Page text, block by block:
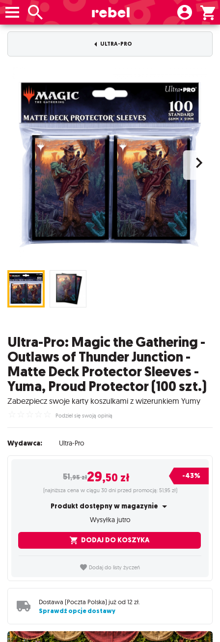
ULTRA-PRO
Ultra-Pro: Magic the Gathering -
Outlaws of Thunder Junction -
Matte Deck Protector Sleeves -
Yuma, Proud Protector (100 szt.)
Zabezpiecz swoje karty koszulkami z wizerunkiem Yumy
Podziel się swoją opinią
Wydawca: Ultra-Pro
51,95zł29,50 zł -43%
(najniższa cena w ciągu 30 dni przed promocją: 51,95 zł)
Produkt dostępny w magazynie
Wysyłka jutro
DODAJ DO KOSZYKA
Dodaj do listy życzeń
Dostawa (Poczta Polska) już od 12 zł
Sprawdź opcje dostawy